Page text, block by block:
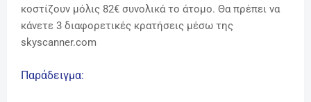
κοστίζουν μόλις 82€ συνολικά το άτομο. Θα πρέπει να
κάνετε 3 διαφορετικές κρατήσεις μέσω της
skyscanner.com
Παράδειγμα: